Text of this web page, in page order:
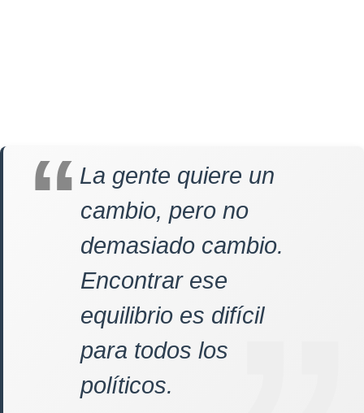
La gente quiere un
cambio, pero no
demasiado cambio.
Encontrar ese
equilibrio es difícil
para todos los
políticos.